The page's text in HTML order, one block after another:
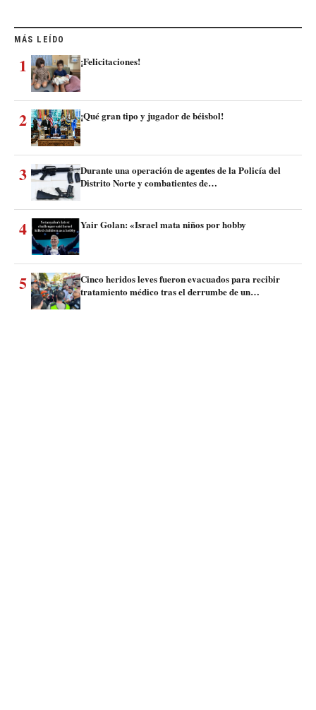
MÁS LEÍDO
1 ¡Felicitaciones!
2 ¡Qué gran tipo y jugador de béisbol!
3
Durante una operación de agentes de la Policía del
Distrito Norte y combatientes de…
4 Yair Golan: «Israel mata niños por hobby
5
Cinco heridos leves fueron evacuados para recibir
tratamiento médico tras el derrumbe de un…